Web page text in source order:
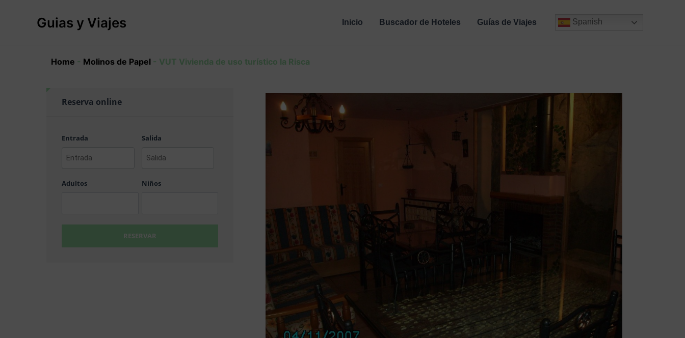
Guias y Viajes Inicio Buscador de Hoteles Guías de Viajes Spanish
Home - Molinos de Papel - VUT Vivienda de uso turístico la Risca
Reserva online
Entrada Salida
Adultos Niños
RESERVAR